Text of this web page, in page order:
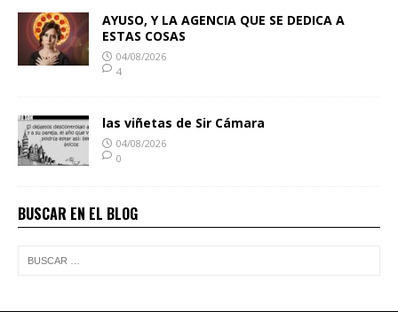
AYUSO, Y LA AGENCIA QUE SE DEDICA A
ESTAS COSAS
04/08/2026
4
las viñetas de Sir Cámara
04/08/2026
0
BUSCAR EN EL BLOG